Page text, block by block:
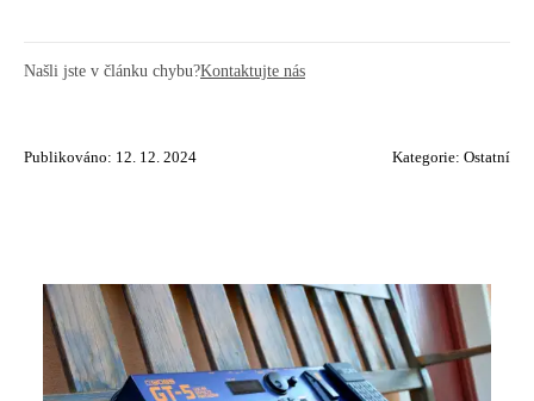
Našli jste v článku chybu?Kontaktujte nás
Publikováno: 12. 12. 2024 Kategorie: Ostatní